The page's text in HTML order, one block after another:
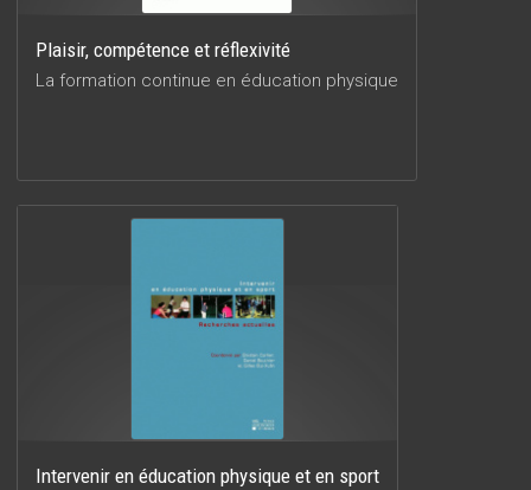
Plaisir, compétence et réflexivité
La formation continue en éducation physique
Intervenir en éducation physique et en sport